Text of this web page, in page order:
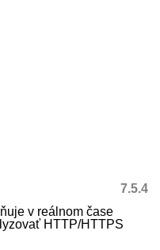
7.5.4
v reálnom čase
HTTP/HTTPS